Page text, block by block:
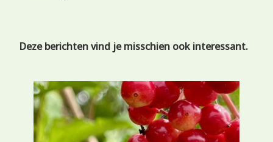
Deze berichten vind je misschien ook interessant.